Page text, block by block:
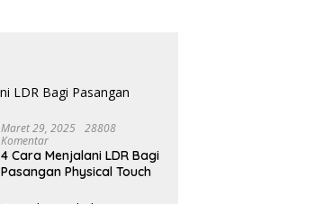
Maret 29, 2025
28808
Komentar
4 Cara Menjalani LDR Bagi
Pasangan Physical Touch